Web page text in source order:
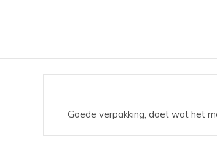
Goede verpakking, doet wat het